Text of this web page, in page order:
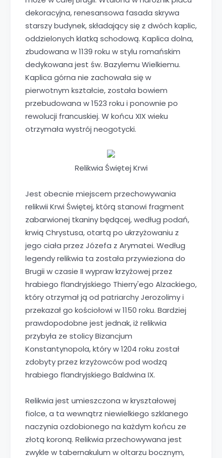
dekoracyjna, renesansowa fasada skrywa
starszy budynek, składający się z dwóch kaplic,
oddzielonych klatką schodową. Kaplica dolna,
zbudowana w 1139 roku w stylu romańskim
dedykowana jest św. Bazylemu Wielkiemu.
Kaplica górna nie zachowała się w
pierwotnym kształcie, została bowiem
przebudowana w 1523 roku i ponownie po
rewolucji francuskiej. W końcu XIX wieku
otrzymała wystrój neogotycki.
Relikwia Świętej Krwi
Jest obecnie miejscem przechowywania
relikwii Krwi Świętej, którą stanowi fragment
zabarwionej tkaniny będącej, według podań,
krwią Chrystusa, otartą po ukrzyżowaniu z
jego ciała przez Józefa z Arymatei. Według
legendy relikwia ta została przywieziona do
Brugii w czasie II wypraw krzyżowej przez
hrabiego flandryjskiego Thierry'ego Alzackiego,
który otrzymał ją od patriarchy Jerozolimy i
przekazał go kościołowi w 1150 roku. Bardziej
prawdopodobne jest jednak, iż relikwia
przybyła ze stolicy Bizancjum
Konstantynopola, który w 1204 roku został
zdobyty przez krzyżowców pod wodzą
hrabiego flandryjskiego Baldwina IX.
Relikwia jest umieszczona w kryształowej
fiolce, a ta wewnątrz niewielkiego szklanego
naczynia ozdobionego na każdym końcu ze
złotą koroną. Relikwia przechowywana jest
zwykle w tabernakulum w ołtarzu bocznym,